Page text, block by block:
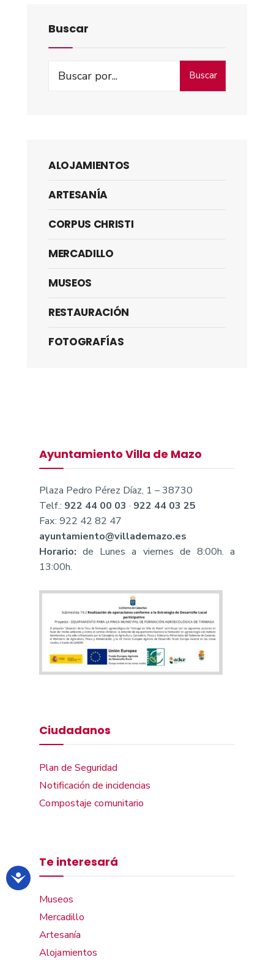
Buscar
Buscar
ALOJAMIENTOS
ARTESANÍA
CORPUS CHRISTI
MERCADILLO
MUSEOS
RESTAURACIÓN
FOTOGRAFÍAS
Ayuntamiento Villa de Mazo
Plaza Pedro Pérez Díaz, 1 – 38730
Telf.: 922 44 00 03 · 922 44 03 25
Fax: 922 42 82 47
ayuntamiento@villademazo.es
Horario: de Lunes a viernes de 8:00h. a
13:00h.
Ciudadanos
Plan de Seguridad
Notificación de incidencias
Compostaje comunitario
Te interesará
Museos
Mercadillo
Artesanía
Alojamientos